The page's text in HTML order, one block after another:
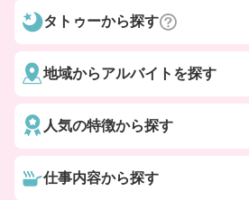
タトゥーから探す
地域からアルバイトを探す
人気の特徴から探す
仕事内容から探す